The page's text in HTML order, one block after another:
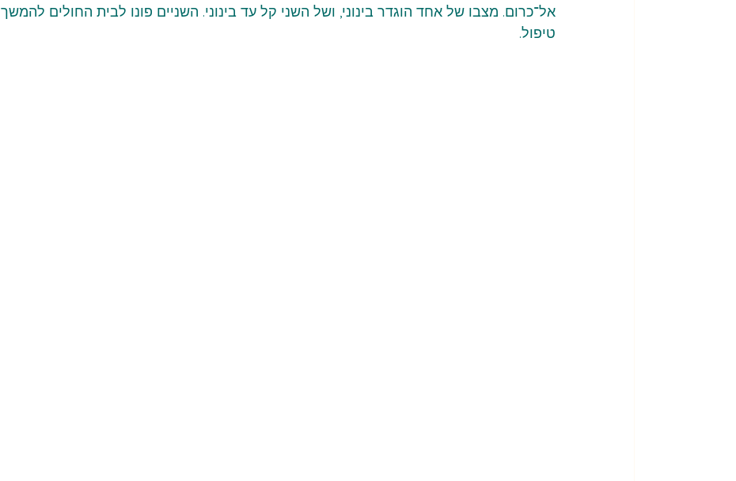
אל־כרום. מצבו של אחד הוגדר בינוני, ושל השני קל עד בינוני. השניים פונו לבית החולים להמשך
טיפול.